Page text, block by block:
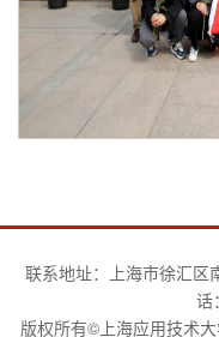
联系地址：上海市徐汇区
话
版权所有©上海应用技术